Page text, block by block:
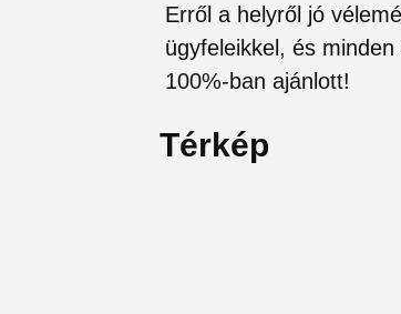
Erről a helyről jó
ügyfeleikkel, és
100%-ban ajánlott!
Térkép